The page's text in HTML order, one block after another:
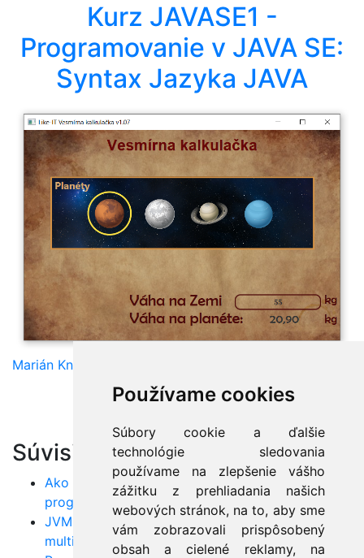
Používame cookies
Súbory cookie a ďalšie
technológie sledovania
používame na zlepšenie vášho
zážitku z prehliadania našich
webových stránok, na to, aby sme
vám zobrazovali prispôsobený
obsah a cielené reklamy, na
Kurz JAVASE1 -
Programovanie v JAVA SE:
Syntax Jazyka JAVA
Marián Knězek
Súvisiace články:
Ako začať s Javou: Prvý krok ku kariére
programátora
JVM: Ako funguje a prečo je kľúčom k
multiplatformovej Jave